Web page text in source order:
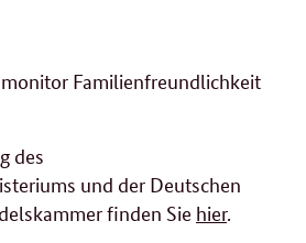
Familienfreundlichkeit
des
und der Deutschen
finden Sie hier.